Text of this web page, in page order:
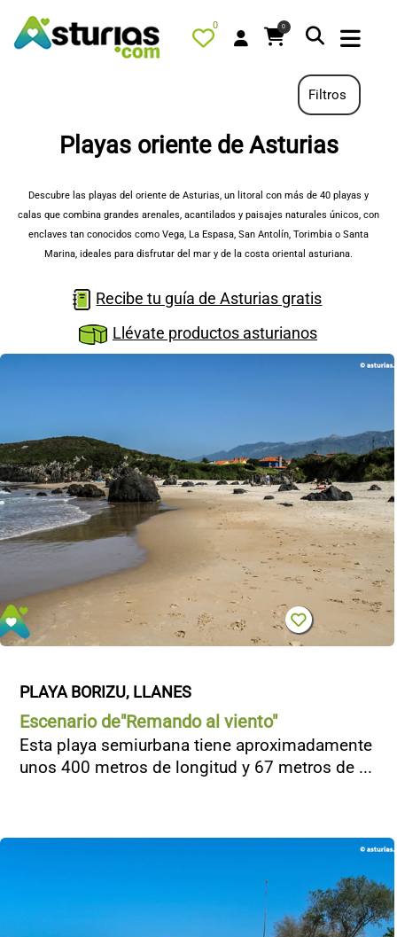
0 0
PORTADA
QUÉ HACER
ALOJAMIENTOS
RESTAURANTES
TURISMO ACTIVO
TIENDA
AGENDA
Filtros
Playas oriente de Asturias
Descubre las playas del oriente de Asturias, un litoral con más de 40 playas y
calas que combina grandes arenales, acantilados y paisajes naturales únicos, con
enclaves tan conocidos como Vega, La Espasa, San Antolín, Torimbia o Santa
Marina, ideales para disfrutar del mar y de la costa oriental asturiana.
Recibe tu guía de Asturias gratis
Llévate productos asturianos
PLAYA BORIZU, LLANES
Escenario de"Remando al viento"
Esta playa semiurbana tiene aproximadamente
unos 400 metros de longitud y 67 metros de ...